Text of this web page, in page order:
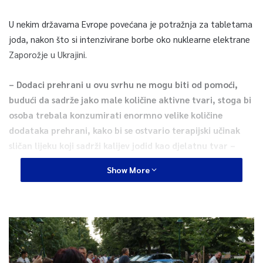
U nekim državama Evrope povećana je potražnja za tabletama
joda, nakon što si intenzivirane borbe oko nuklearne elektrane
Zaporožje u Ukrajini.
– Dodaci prehrani u ovu svrhu ne mogu biti od pomoći,
budući da sadrže jako male količine aktivne tvari, stoga bi
osoba trebala konzumirati enormno velike količine
dodataka prehrani, kako bi se ostvario terapijski učinak
sličan lijeku koji sadrži kalijev jodid kao djelatnu tvar –
kazali su Feni iz Komore magistara farmacije Federacije
radioaktivnog joda u štitnjaču kod novorođenčadi, djece,
adolescenata i odraslih starosti do 40 godina, nakon nuklearnih
nesreća u kojima se otpuštaju radioaktivni izotopi joda.
Show More